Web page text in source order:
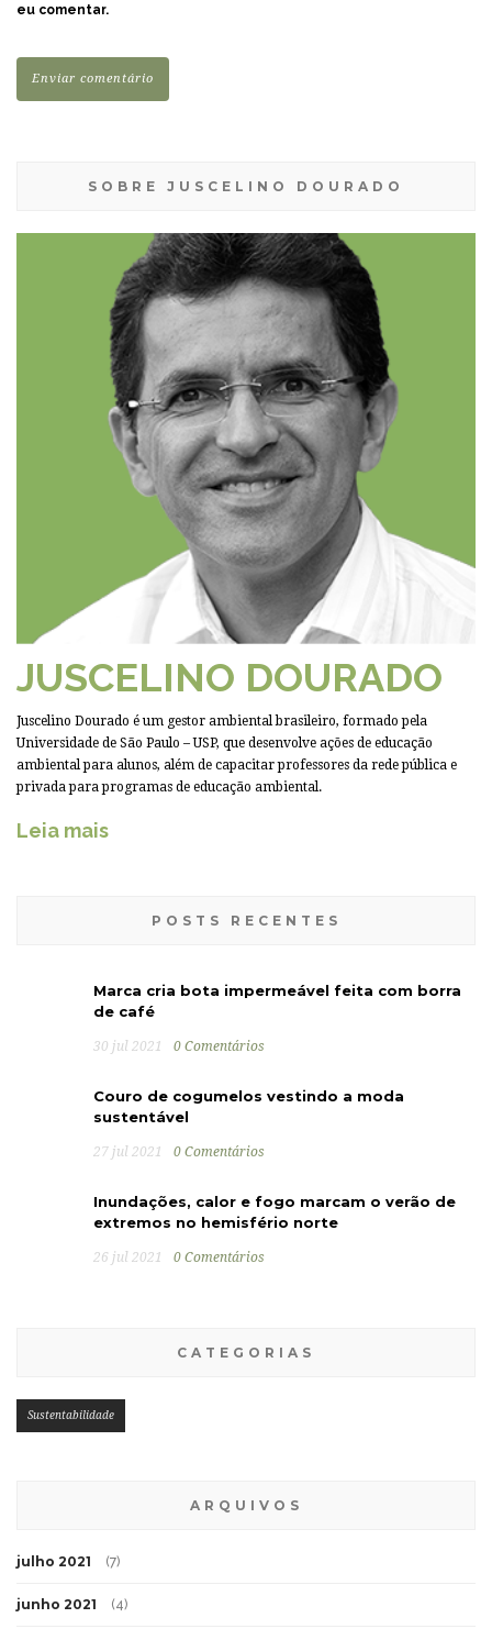
eu comentar.
SOBRE JUSCELINO DOURADO
JUSCELINO DOURADO
Juscelino Dourado é um gestor ambiental brasileiro, formado pela
Universidade de São Paulo – USP, que desenvolve ações de educação
ambiental para alunos, além de capacitar professores da rede pública e
privada para programas de educação ambiental.
Leia mais
POSTS RECENTES
Marca cria bota impermeável feita com borra
de café
30 jul 2021 0 Comentários
Couro de cogumelos vestindo a moda
sustentável
27 jul 2021 0 Comentários
Inundações, calor e fogo marcam o verão de
extremos no hemisfério norte
26 jul 2021 0 Comentários
CATEGORIAS
Sustentabilidade
ARQUIVOS
julho 2021 (7)
junho 2021 (4)